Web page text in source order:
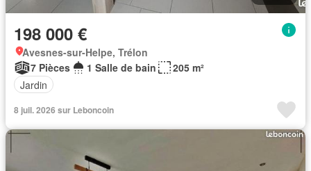
198 000 €
Avesnes-sur-Helpe, Trélon
7 Pièces
1 Salle de bain
205 m²
Jardin
8 juil. 2026 sur Leboncoin